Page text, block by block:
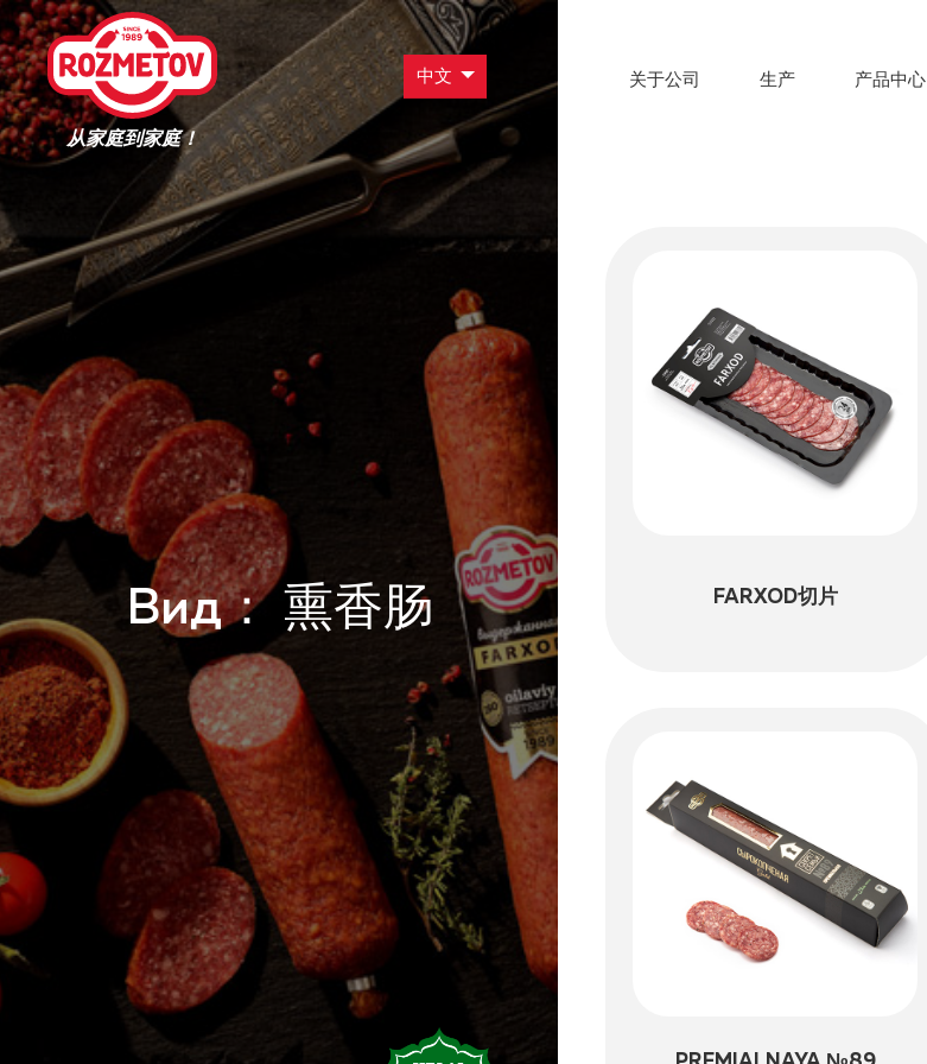
从家庭到家庭！
中文 关于公司 生产 产品中心
Вид： 熏香肠 FARXOD切片